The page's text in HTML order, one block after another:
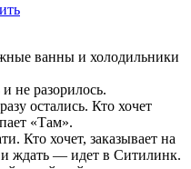
ванны и холодильники
не разорилось.
остались. Кто хочет
«Там».
Кто хочет, заказывает на
и ждать — идет в Ситилинк.